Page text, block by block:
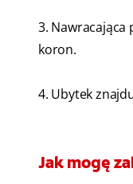
3. Nawracająca
koron.
4. Ubytek
Jak mogę